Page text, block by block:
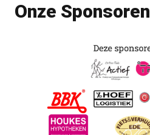
Onze Sponsoren